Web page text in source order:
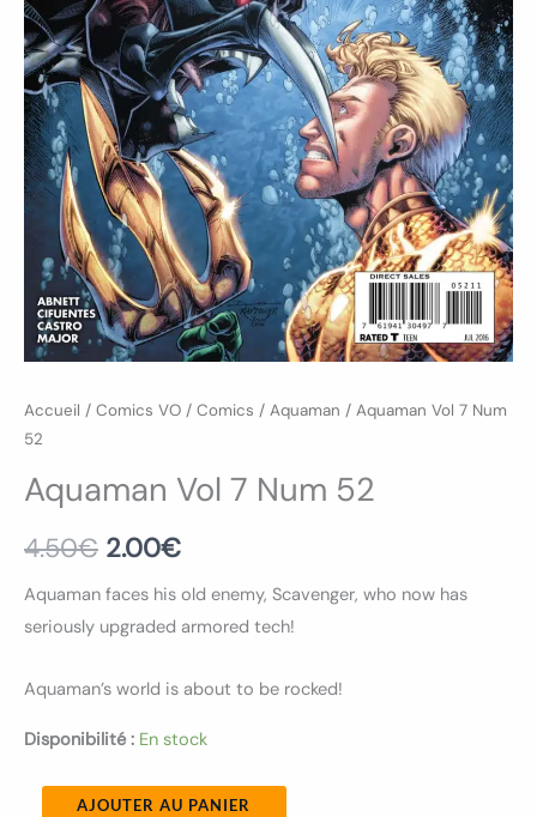
Accueil / Comics VO / Comics / Aquaman / Aquaman Vol 7 Num
52
Aquaman Vol 7 Num 52
4.50€ 2.00€
Aquaman faces his old enemy, Scavenger, who now has
seriously upgraded armored tech!
Aquaman’s world is about to be rocked!
Disponibilité : En stock
AJOUTER AU PANIER